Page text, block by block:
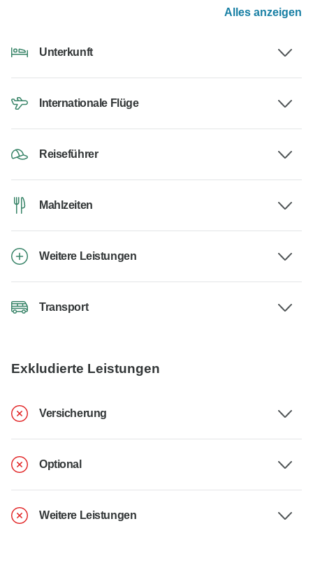
Alles anzeigen
Unterkunft
Internationale Flüge
Reiseführer
Mahlzeiten
Weitere Leistungen
Transport
Exkludierte Leistungen
Versicherung
Optional
Weitere Leistungen